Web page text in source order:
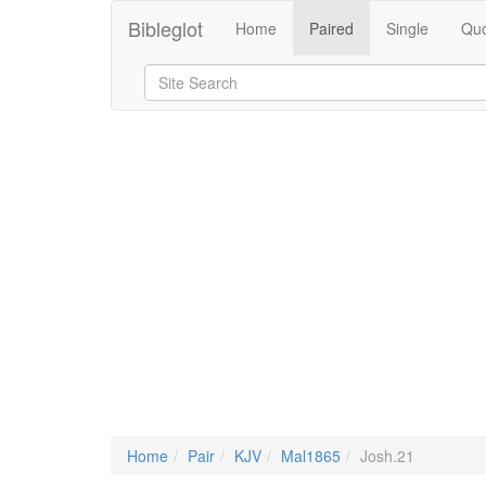
Bibleglot Home Paired Single
Home Pair KJV Mal1865 Josh.21